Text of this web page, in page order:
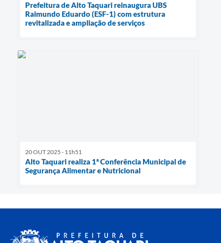
Prefeitura de Alto Taquari reinaugura UBS
Raimundo Eduardo (ESF-1) com estrutura
revitalizada e ampliação de serviços
20 OUT 2025 - 11h51
Alto Taquari realiza 1ª Conferência Municipal de
Segurança Alimentar e Nutricional